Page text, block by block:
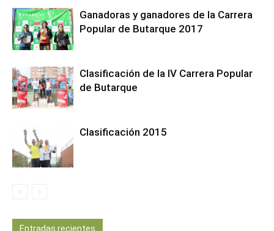
Ganadoras y ganadores de la Carrera
Popular de Butarque 2017
Clasificación de la IV Carrera Popular
de Butarque
Clasificación 2015
Entradas recientes